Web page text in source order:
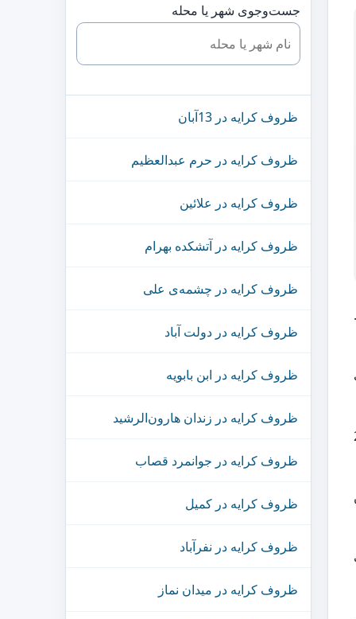
منطقه 20
جست‌وجوی شهر یا محله
ظروف کرایه در 13آبان
ظروف کرایه در حرم عبدالعظیم
ظروف کرایه در علائین
ظروف کرایه در آتشکده‌ بهرام
ظروف کرایه در چشمه‌‌ی علی
ظروف کرایه در دولت آباد
ظروف کرایه در ابن بابویه
ظروف کرایه در زندان هارون‌الرشید
ظروف کرایه در جوانمرد قصاب
ظروف کرایه در کمیل
ظروف کرایه در نفرآباد
ظروف کرایه در میدان نماز